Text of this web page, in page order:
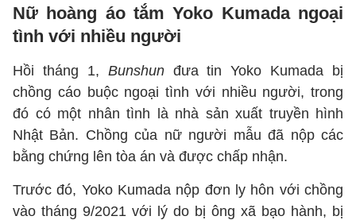
Nữ hoàng áo tắm Yoko Kumada ngoại
tình với nhiều người
Hồi tháng 1, Bunshun đưa tin Yoko Kumada bị
chồng cáo buộc ngoại tình với nhiều người, trong
đó có một nhân tình là nhà sản xuất truyền hình
Nhật Bản. Chồng của nữ người mẫu đã nộp các
bằng chứng lên tòa án và được chấp nhận.
Trước đó, Yoko Kumada nộp đơn ly hôn với chồng
vào tháng 9/2021 với lý do bị ông xã bạo hành, bị